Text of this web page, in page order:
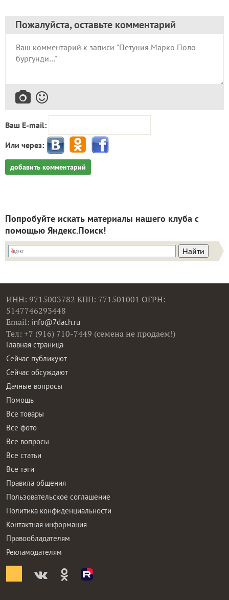
Пожалуйста, оставьте комментарий
Ваш E-mail:
Или через:
добавить комментарий
Попробуйте искать материалы нашего клуба с
помощью Яндекс.Поиск!
ИНН: 9715003782 КПП: 771501001 ОГРН:
5147746293448
Email: info@7dach.ru
Тел: +7 (916) 710-7449 (семена не продаем!)
Главная страница
Сейчас публикуют
Сейчас обсуждают
Дачные вопросы
Помощь
Все товары
Все фото
Все вопросы
Все статьи
Все тэги
Правила общения
Пользовательское соглашение
Политика конфиденциальности
Контактная информация
Правообладателям
Рекламодателям